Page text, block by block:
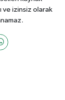
ve izinsiz olarak